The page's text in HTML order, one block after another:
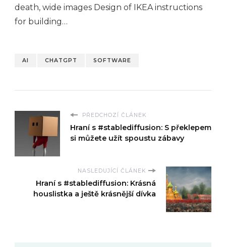
death, wide images Design of IKEA instructions
for building…
AI CHATGPT SOFTWARE
PŘEDCHOZÍ ČLÁNEK
Hraní s #stablediffusion: S překlepem
si můžete užít spoustu zábavy
NASLEDUJÍCÍ ČLÁNEK
Hraní s #stablediffusion: Krásná
houslistka a ještě krásnější dívka